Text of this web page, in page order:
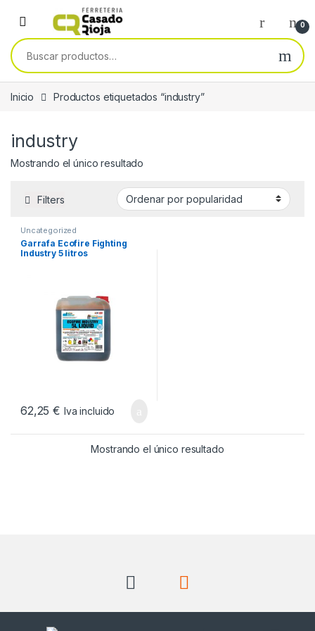
0
Buscar por:
Inicio Productos etiquetados “industry”
industry
Mostrando el único resultado
Filters
Uncategorized
Garrafa Ecofire Fighting
Industry 5 litros
62,25€ Iva incluido
Mostrando el único resultado